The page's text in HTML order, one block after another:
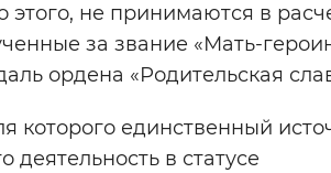
Звуковой ассистент
Остановить
стандартные настройки
этого, не принимаются в
за звание «Мать-
ордена «Родительская
которого единственный
деятельность в статусе